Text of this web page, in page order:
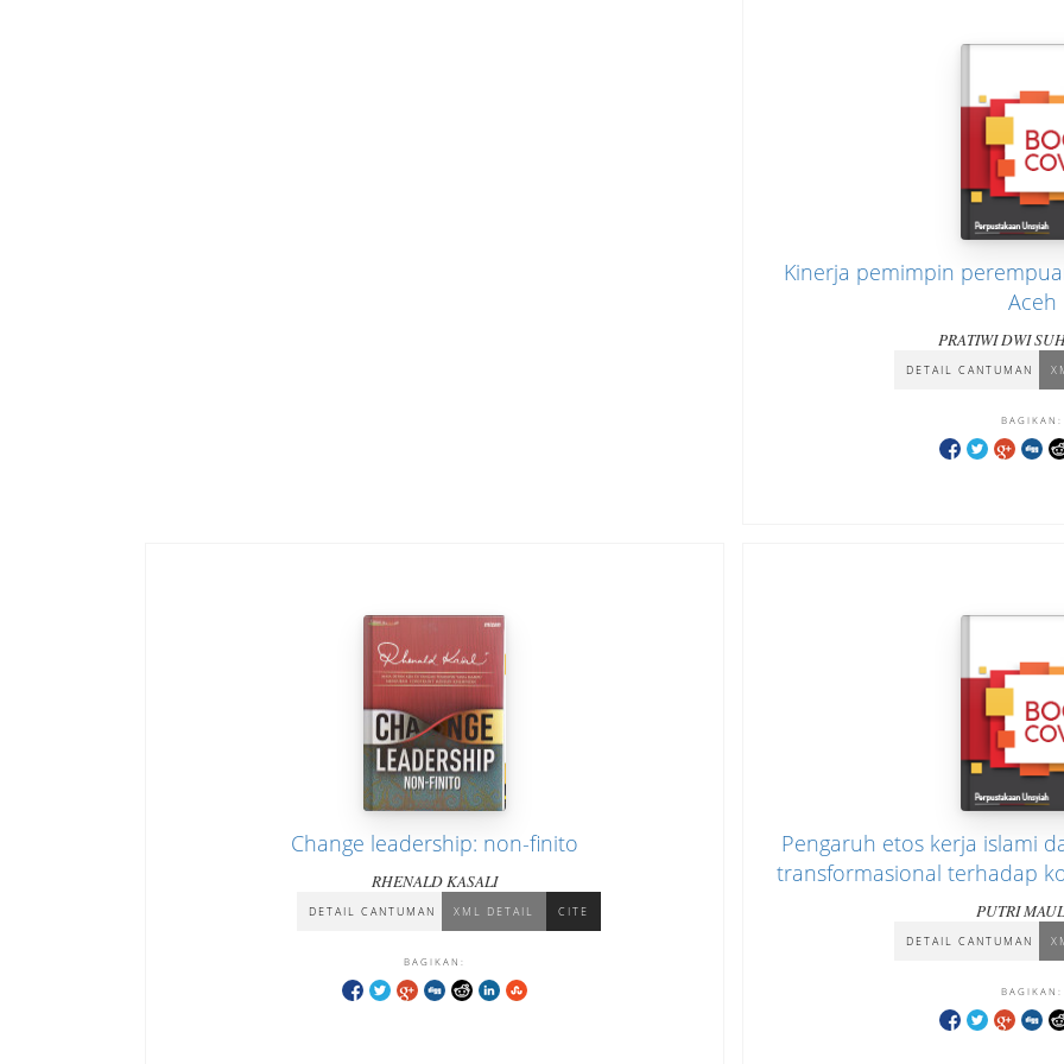
Kinerja pemimpin
Aceh
PRATIWI DWI
DETAIL CANTUMAN
BAGIKAN:
Change leadership: non-finito
RHENALD KASALI
DETAIL CANTUMAN XML DETAIL CITE
BAGIKAN:
Pengaruh etos kerja islami
transformasional terhadap
serta implikasinya pada
Wilayatul Hisbah
PUTRI
DETAIL CANTUMAN
BAGIKAN: